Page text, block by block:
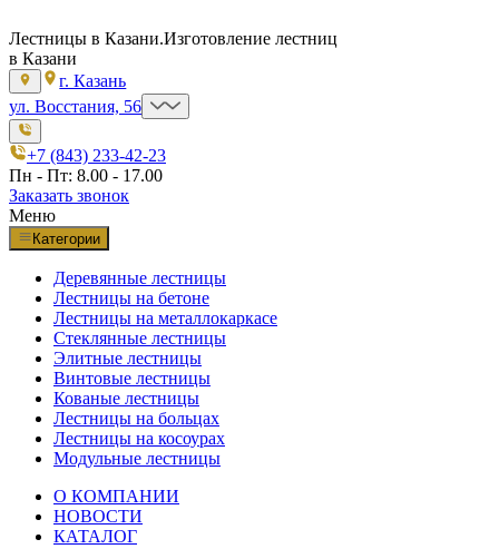
Лестницы в Казани.Изготовление лестниц
в Казани
г. Казань
ул. Восстания, 56
+7 (843) 233-42-23
Пн - Пт: 8.00 - 17.00
Заказать звонок
Меню
Категории
Деревянные лестницы
Лестницы на бетоне
Лестницы на металлокаркасе
Стеклянные лестницы
Элитные лестницы
Винтовые лестницы
Кованые лестницы
Лестницы на больцах
Лестницы на косоурах
Модульные лестницы
О КОМПАНИИ
НОВОСТИ
КАТАЛОГ